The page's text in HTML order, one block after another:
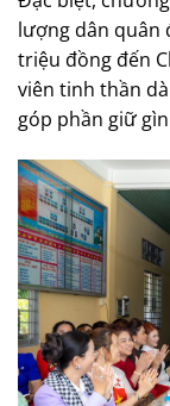
lượng dân quân
triệu đồng đến
viên tinh thần
góp phần giữ